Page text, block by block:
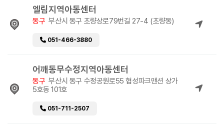
엘림지역아동센터
동구 부산시 동구 초량상로79번길 27-4 (초량동)
051-466-3880
어깨동무수정지역아동센터
동구 부산시 동구 수정공원로55 협성파크맨션 상가
5호동 101호
051-711-2507